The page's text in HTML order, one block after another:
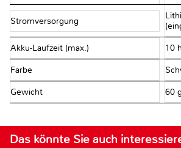
Stromversorgung
Akku-Laufzeit (max.) 10 h
Farbe
Gewicht 60 g
Das könnte Sie auch